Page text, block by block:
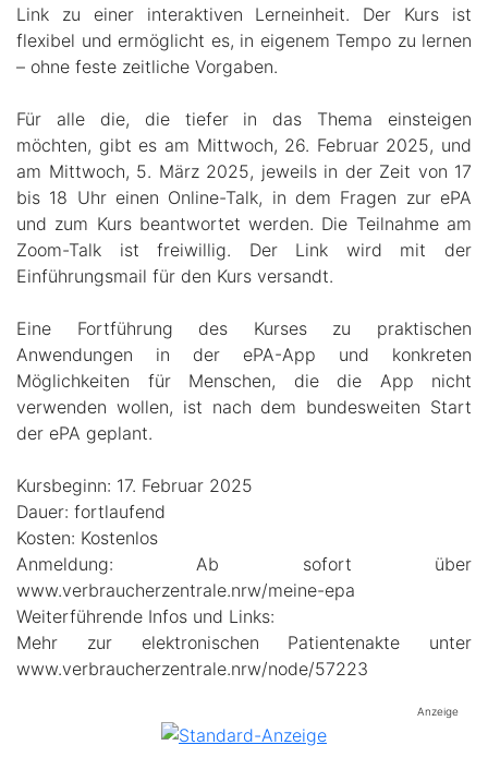
Link zu einer interaktiven Lerneinheit. Der Kurs ist
flexibel und ermöglicht es, in eigenem Tempo zu lernen
– ohne feste zeitliche Vorgaben.
Für alle die, die tiefer in das Thema einsteigen
möchten, gibt es am Mittwoch, 26. Februar 2025, und
am Mittwoch, 5. März 2025, jeweils in der Zeit von 17
bis 18 Uhr einen Online-Talk, in dem Fragen zur ePA
und zum Kurs beantwortet werden. Die Teilnahme am
Zoom-Talk ist freiwillig. Der Link wird mit der
Einführungsmail für den Kurs versandt.
Eine Fortführung des Kurses zu praktischen
Anwendungen in der ePA-App und konkreten
Möglichkeiten für Menschen, die die App nicht
verwenden wollen, ist nach dem bundesweiten Start
der ePA geplant.
Kursbeginn: 17. Februar 2025
Dauer: fortlaufend
Kosten: Kostenlos
Anmeldung: Ab sofort über
www.verbraucherzentrale.nrw/meine-epa
Weiterführende Infos und Links:
Mehr zur elektronischen Patientenakte unter
www.verbraucherzentrale.nrw/node/57223
Anzeige